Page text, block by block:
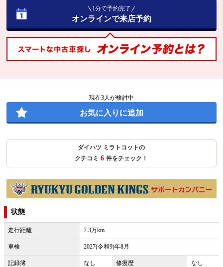
1分で予約完了
オンラインで来店予約
現在3人が検討中
お気に入りに追加
ダイハツ ミラトコットの
クチコミ 6 件をチェック！
状態
走行距離 7.3万km
車検 2027(令和9)年8月
記録簿 なし 修復歴 なし